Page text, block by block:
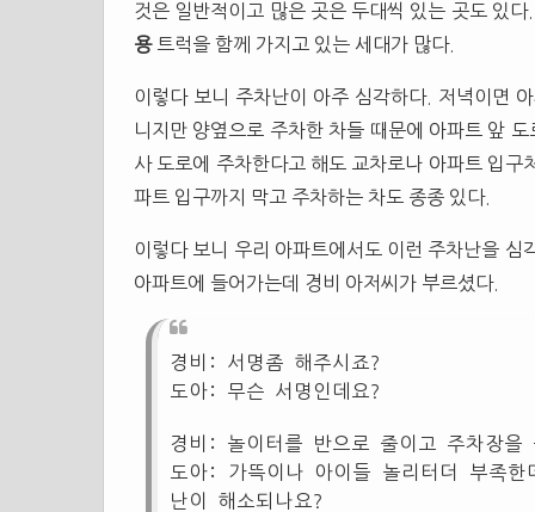
것은 일반적이고 많은 곳은 두대씩 있는 곳도 있
용트럭을 함께 가지고 있는 세대가 많다.
이렇다 보니 주차난이 아주 심각하다. 저녁이면
니지만 양옆으로 주차한 차들 때문에 아파트 앞
사 도로에 주차한다고 해도 교차로나 아파트 입
파트 입구까지 막고 주차하는 차도 종종 있다.
이렇다 보니 우리 아파트에서도 이런 주차난을
아파트에 들어가는데 경비 아저씨가 부르셨다.
경비: 서명좀 해주시죠?
도아: 무슨 서명인데요?
경비: 놀이터를 반으로 줄이고 주차장을
도아: 가뜩이나 아이들 놀리터더 부족
난이 해소되나요?